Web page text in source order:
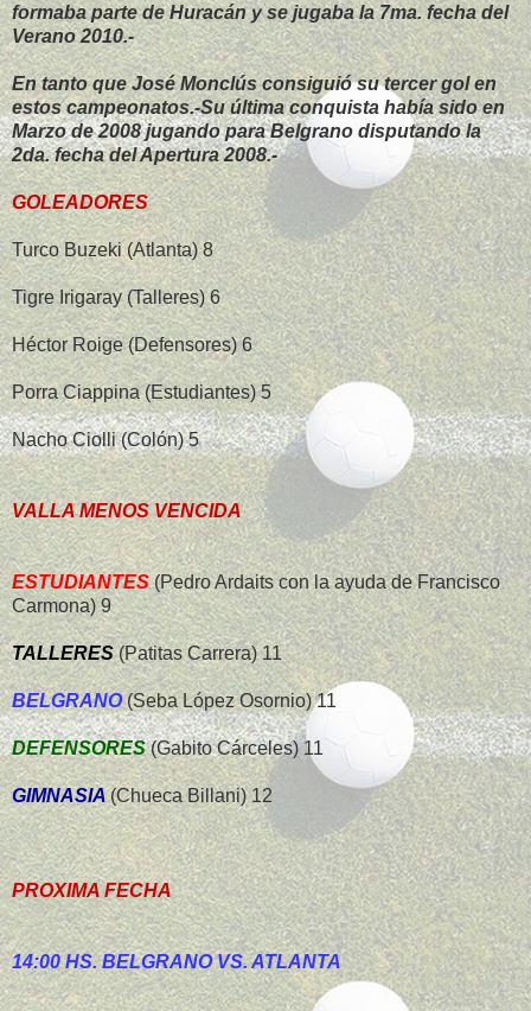
formaba parte de Huracán y se jugaba la 7ma. fecha del
Verano 2010.-
En tanto que José Monclús consiguió su tercer gol en
estos campeonatos.-Su última conquista había sido en
Marzo de 2008 jugando para Belgrano disputando la
2da. fecha del Apertura 2008.-
GOLEADORES
Turco Buzeki (Atlanta) 8
Tigre Irigaray (Talleres) 6
Héctor Roige (Defensores) 6
Porra Ciappina (Estudiantes) 5
Nacho Ciolli (Colón) 5
VALLA MENOS VENCIDA
ESTUDIANTES(Pedro Ardaits con la ayuda de Francisco
Carmona) 9
TALLERES (Patitas Carrera) 11
BELGRANO(Seba López Osornio) 11
DEFENSORES(Gabito Cárceles) 11
GIMNASIA(Chueca Billani) 12
PROXIMA FECHA
14:00 HS. BELGRANO VS. ATLANTA